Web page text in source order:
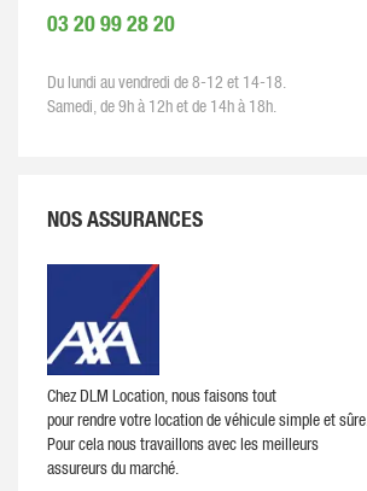
03 20 99 28 20
Du lundi au vendredi de 8-12 et 14-18.
Samedi, de 9h à 12h et de 14h à 18h.
NOS ASSURANCES
Chez DLM Location, nous faisons tout
pour rendre votre location de véhicule simple et sûre.
Pour cela nous travaillons avec les meilleurs
assureurs du marché.​